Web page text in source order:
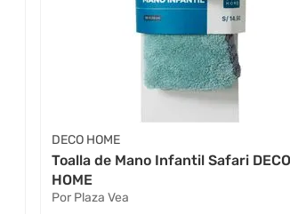
DECO HOME
Toalla de Mano Infantil Safari DECO
HOME
Por Plaza Vea